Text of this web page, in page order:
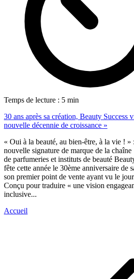
Temps de lecture : 5 min
30 ans après sa création, Beauty Success
nouvelle décennie de croissance »
« Oui à la beauté, au bien-être, à la vie ! »
nouvelle signature de marque de la chaîne
de parfumeries et instituts de beauté
fête cette année le 30ème anniversaire de
son premier point de vente ayant vu le
Conçu pour traduire « une vision
inclusive...
Accueil